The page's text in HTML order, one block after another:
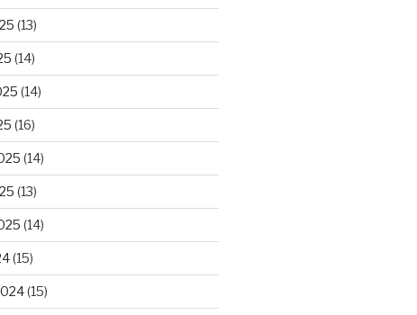
(13)
(14)
(14)
(16)
(14)
(13)
(14)
(15)
(15)